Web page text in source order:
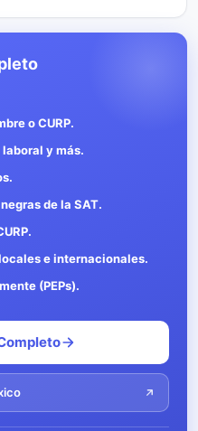
o CURP.
y más.
de la SAT.
e internacionales.
(PEPs).